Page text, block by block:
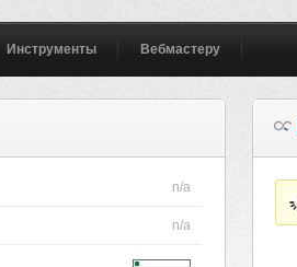
Инструменты Вебмастеру
n/a
n/a